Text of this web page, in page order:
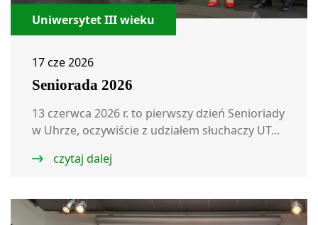
Uniwersytet III wieku
17 cze 2026
Seniorada 2026
13 czerwca 2026 r. to pierwszy dzień Senioriady
w Uhrze, oczywiście z udziałem słuchaczy UT...
czytaj dalej